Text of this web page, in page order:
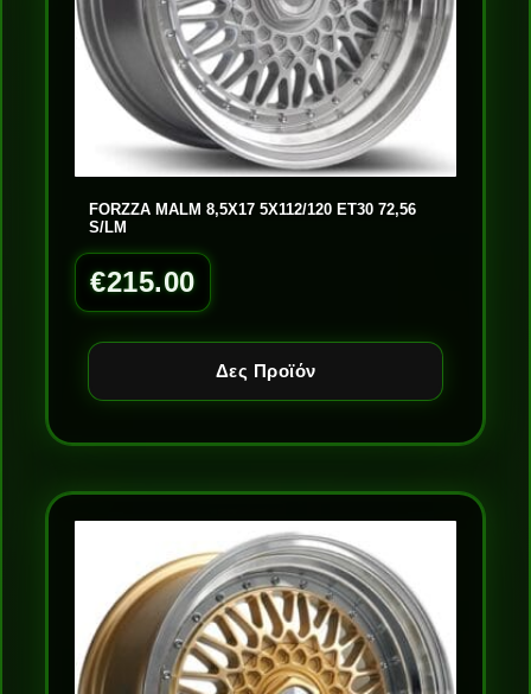
FORZZA MALM 8,5X17 5X112/120 ET30 72,56
S/LM
€215.00
Δες Προϊόν